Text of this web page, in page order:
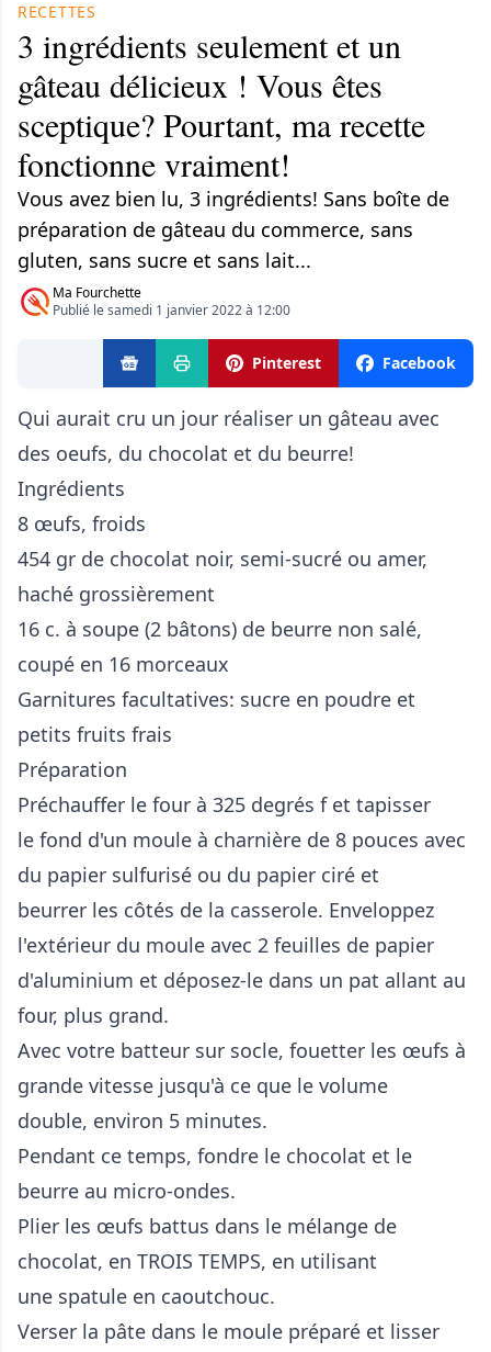
RECETTES
3 ingrédients seulement et un
gâteau délicieux ! Vous êtes
sceptique? Pourtant, ma recette
fonctionne vraiment!
Vous avez bien lu, 3 ingrédients! Sans boîte de
préparation de gâteau du commerce, sans
gluten, sans sucre et sans lait...
Ma Fourchette
Publié le samedi 1 janvier 2022 à 12:00
Pinterest Facebook
Qui aurait cru un jour réaliser un gâteau avec
des oeufs, du chocolat et du beurre!
Ingrédients
8 œufs, froids
454 gr de chocolat noir, semi-sucré ou amer,
haché grossièrement
16 c. à soupe (2 bâtons) de beurre non salé,
coupé en 16 morceaux
Garnitures facultatives: sucre en poudre et
petits fruits frais
Préparation
Préchauffer le four à 325 degrés f et tapisser
le fond d'un moule à charnière de 8 pouces avec
du papier sulfurisé ou du papier ciré et
beurrer les côtés de la casserole. Enveloppez
l'extérieur du moule avec 2 feuilles de papier
d'aluminium et déposez-le dans un pat allant au
four, plus grand.
Avec votre batteur sur socle, fouetter les œufs à
grande vitesse jusqu'à ce que le volume
double, environ 5 minutes.
Pendant ce temps, fondre le chocolat et le
beurre au micro-ondes.
Plier les œufs battus dans le mélange de
chocolat, en TROIS TEMPS, en utilisant
une spatule en caoutchouc.
Verser la pâte dans le moule préparé et lisser